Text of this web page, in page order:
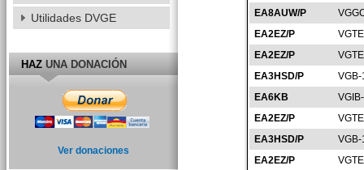
EA8AUW/P
EA2EZ/P
EA2EZ/P
EA3HSD/P
EA6KB
EA2EZ/P
EA3HSD/P
EA2EZ/P
Utilidades DVGE
HAZUNA DONACIÓN
Ver donaciones